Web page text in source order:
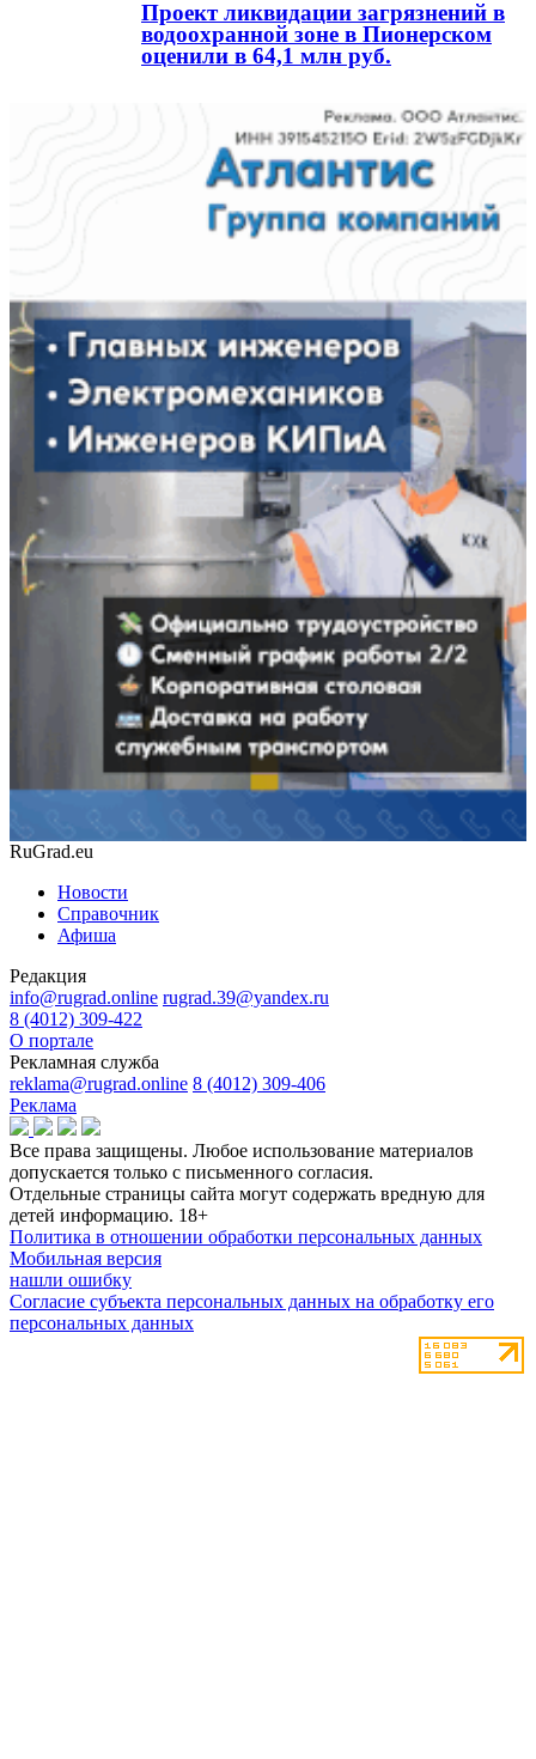
Проект ликвидации загрязнений в
водоохранной зоне в Пионерском
оценили в 64,1 млн руб.
RuGrad.eu
Новости
Справочник
Афиша
Редакция
info@rugrad.online rugrad.39@yandex.ru
8 (4012) 309-422
О портале
Рекламная служба
reklama@rugrad.online 8 (4012) 309-406
Реклама
Все права защищены. Любое использование материалов
допускается только с письменного согласия.
Отдельные страницы сайта могут содержать вредную для
детей информацию. 18+
Политика в отношении обработки персональных данных
Мобильная версия
нашли ошибку
Согласие субъекта персональных данных на обработку его
персональных данных